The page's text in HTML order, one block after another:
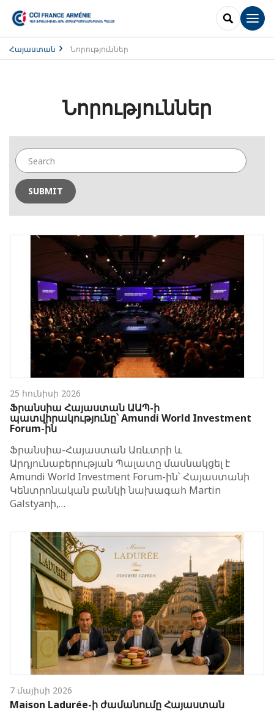
SEARCH
Հայաստան Նորություններ
Նորություններ
25 հունիսի 2026
Ֆրանսիա Հայաստան ԱԱՊ-ի
պատվիրակությունը՝ Amundi World Investment
Forum-ին
Ֆրանսիա-Հայաստան Առևտրի և
Արդյունաբերության Պալատը մասնակցել է
Amundi World Investment Forum-ին՝ Հայաստանի
Կենտրոնական բանկի նախագահ Martin
Galstyanի,…
7 մայիսի 2026
Maison Ladurée-ի ժամանումը Հայաստան